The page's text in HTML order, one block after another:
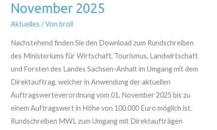
November 2025
Aktuelles / Vonbroll
Nachstehend finden Sie den Download zum Rundschreiben
des Ministeriums für Wirtschaft, Tourismus, Landwirtschaft
und Forsten des Landes Sachsen-Anhalt im Umgang mit dem
Direktauftrag, welcher in Anwendung der aktuellen
Auftragswerteverordnung vom 01. November 2025 bis zu
einem Auftragswert in Höhe von 100.000 Euro möglich ist.
Rundschreiben MWL zum Umgang mit Direktaufträgen
der
Auftragswerteverordnung
Landes
Sachsen-
Anhalt
vom
01.
November
2025